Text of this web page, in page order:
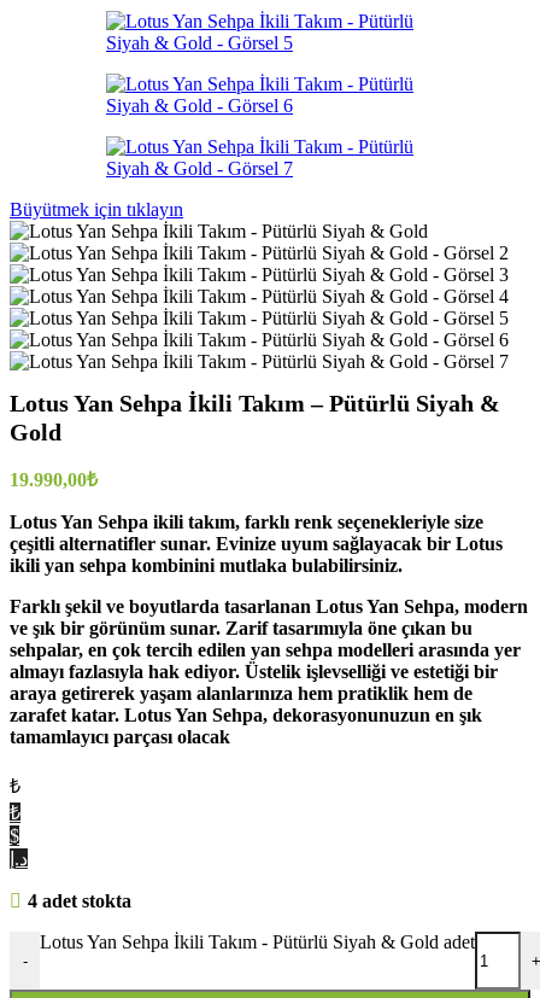
Büyütmek için tıklayın
Lotus Yan Sehpa İkili Takım – Pütürlü Siyah &
Gold
19.990,00₺
Lotus Yan Sehpa ikili takım, farklı renk seçenekleriyle size
çeşitli alternatifler sunar. Evinize uyum sağlayacak bir Lotus
ikili yan sehpa kombinini mutlaka bulabilirsiniz.
Farklı şekil ve boyutlarda tasarlanan Lotus Yan Sehpa, modern
ve şık bir görünüm sunar. Zarif tasarımıyla öne çıkan bu
sehpalar, en çok tercih edilen yan sehpa modelleri arasında yer
almayı fazlasıyla hak ediyor. Üstelik işlevselliği ve estetiği bir
araya getirerek yaşam alanlarınıza hem pratiklik hem de
zarafet katar. Lotus Yan Sehpa, dekorasyonunuzun en şık
tamamlayıcı parçası olacak
₺
₺
$
د.إ
4 adet stokta
-
Lotus Yan Sehpa İkili Takım - Pütürlü Siyah & Gold adet
+